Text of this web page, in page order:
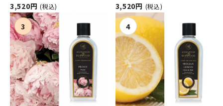
スランプ用オイル
ASHLEIGH&BURWOOD（ア
シュレイアンドバーウッド）
3,520円 (税込)
ンスランプ用オイル
ASHLEIGH&BURWOOD（ア
シュレイアンドバーウッド）
3,520円 (税込)